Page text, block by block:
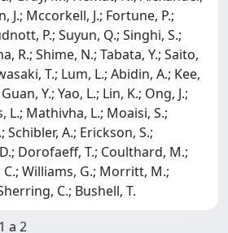
J.; Mccorkell, J.; Fortune, P.;
P.; Suyun, Q.; Singhi, S.;
R.; Shime, N.; Tabata, Y.; Saito,
T.; Lum, L.; Abidin, A.; Kee,
Y.; Yao, L.; Lin, K.; Ong, J.;
L.; Mathivha, L.; Moaisi, S.;
Schibler, A.; Erickson, S.;
Dorofaeff, T.; Coulthard, M.;
C.; Williams, G.; Morritt, M.;
C.; Bushell, T.
a 2